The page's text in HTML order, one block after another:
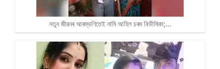
নতুন জীৱনৰ আৰম্ভণিতেই নামি আহিল চৰম বিভীষিকা;…